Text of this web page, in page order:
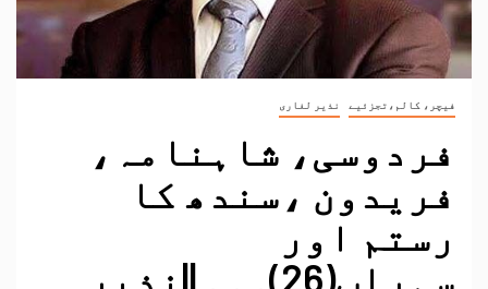
فیچر، کالم،تجزئیے نذیر لغاری
فردوسی، شاہنامہ،
فریدون ،سندھ کا
رستم اور
سہراب(26)۔۔۔||نذیر